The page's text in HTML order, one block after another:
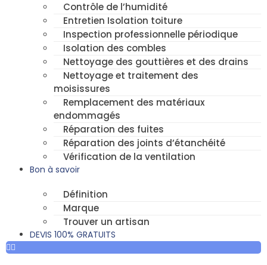
Contrôle de l’humidité
Entretien Isolation toiture
Inspection professionnelle périodique
Isolation des combles
Nettoyage des gouttières et des drains
Nettoyage et traitement des
moisissures
Remplacement des matériaux
endommagés
Réparation des fuites
Réparation des joints d’étanchéité
Vérification de la ventilation
Bon à savoir
Définition
Marque
Trouver un artisan
DEVIS 100% GRATUITS